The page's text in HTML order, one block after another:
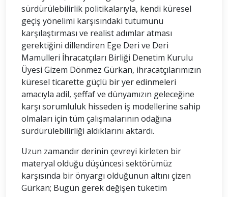
sürdürülebilirlik politikalarıyla, kendi küresel
geçiş yönelimi karşısındaki tutumunu
karşılaştırması ve realist adımlar atması
gerektiğini dillendiren Ege Deri ve Deri
Mamulleri İhracatçıları Birliği Denetim Kurulu
Üyesi Gizem Dönmez Gürkan, ihracatçılarımızın
küresel ticarette güçlü bir yer edinmeleri
amacıyla adil, şeffaf ve dünyamızın geleceğine
karşı sorumluluk hisseden iş modellerine sahip
olmaları için tüm çalışmalarının odağına
sürdürülebilirliği aldıklarını aktardı.
Uzun zamandır derinin çevreyi kirleten bir
materyal olduğu düşüncesi sektörümüz
karşısında bir önyargı olduğunun altını çizen
Gürkan; Bugün gerek değişen tüketim